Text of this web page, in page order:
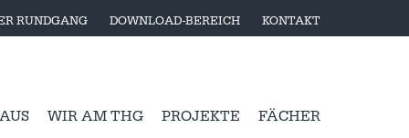
RUNDGANG DOWNLOAD-BEREICH KONTAKT
WIR AM THG PROJEKTE FÄCHER